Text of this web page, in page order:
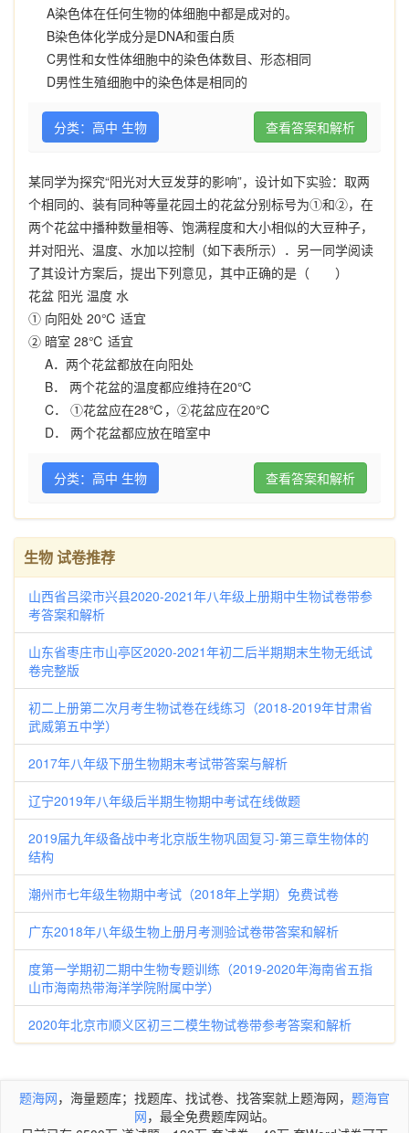
A染色体在任何生物的体细胞中都是成对的。
B染色体化学成分是DNA和蛋白质
C男性和女性体细胞中的染色体数目、形态相同
D男性生殖细胞中的染色体是相同的
分类：高中 生物 查看答案和解析
某同学为探究“阳光对大豆发芽的影响”，设计如下实验：取两
个相同的、装有同种等量花园土的花盆分别标号为①和②，在
两个花盆中播种数量相等、饱满程度和大小相似的大豆种子，
并对阳光、温度、水加以控制（如下表所示）．另一同学阅读
了其设计方案后，提出下列意见，其中正确的是（ ）
花盆 阳光 温度 水
① 向阳处 20℃ 适宜
② 暗室 28℃ 适宜
A．两个花盆都放在向阳处
B． 两个花盆的温度都应维持在20℃
C． ①花盆应在28℃，②花盆应在20℃
D． 两个花盆都应放在暗室中
分类：高中 生物 查看答案和解析
生物 试卷推荐
山西省吕梁市兴县2020-2021年八年级上册期中生物试卷带参
考答案和解析
山东省枣庄市山亭区2020-2021年初二后半期期末生物无纸试
卷完整版
初二上册第二次月考生物试卷在线练习（2018-2019年甘肃省
武威第五中学）
2017年八年级下册生物期末考试带答案与解析
辽宁2019年八年级后半期生物期中考试在线做题
2019届九年级备战中考北京版生物巩固复习-第三章生物体的
结构
潮州市七年级生物期中考试（2018年上学期）免费试卷
广东2018年八年级生物上册月考测验试卷带答案和解析
度第一学期初二期中生物专题训练（2019-2020年海南省五指
山市海南热带海洋学院附属中学）
2020年北京市顺义区初三二模生物试卷带参考答案和解析
题海网，海量题库；找题库、找试卷、找答案就上题海网， 题海官
网，最全免费题库网站。